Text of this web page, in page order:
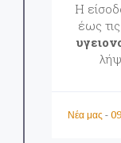
Η
έως τις
Νέα μας -